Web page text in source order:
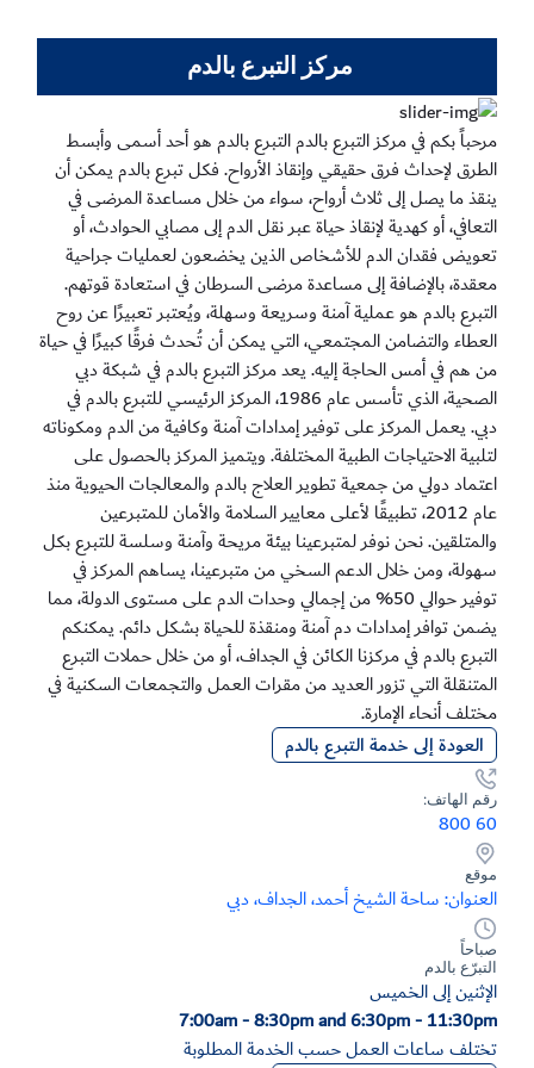
مركز التبرع بالدم ​
مرحباً بكم في مركز التبرع بالدم التبرع بالدم هو أحد أسمى وأبسط
الطرق لإحداث فرق حقيقي وإنقاذ الأرواح. فكل تبرع بالدم يمكن أن
ينقذ ما يصل إلى ثلاث أرواح، سواء من خلال مساعدة المرضى في
التعافي، أو كهدية لإنقاذ حياة عبر نقل الدم إلى مصابي الحوادث، أو
تعويض فقدان الدم للأشخاص الذين يخضعون لعمليات جراحية
معقدة، بالإضافة إلى مساعدة مرضى السرطان في استعادة قوتهم.
التبرع بالدم هو عملية آمنة وسريعة وسهلة، ويُعتبر تعبيرًا عن روح
العطاء والتضامن المجتمعي، التي يمكن أن تُحدث فرقًا كبيرًا في حياة
من هم في أمس الحاجة إليه. يعد مركز التبرع بالدم في شبكة دبي
الصحية، الذي تأسس عام 1986، المركز الرئيسي للتبرع بالدم في
دبي. يعمل المركز على توفير إمدادات آمنة وكافية من الدم ومكوناته
لتلبية الاحتياجات الطبية المختلفة. ويتميز المركز بالحصول على
اعتماد دولي من جمعية تطوير العلاج بالدم والمعالجات الحيوية منذ
عام 2012، تطبيقًا لأعلى معايير السلامة والأمان للمتبرعين
والمتلقين. نحن نوفر لمتبرعينا بيئة مريحة وآمنة وسلسة للتبرع بكل
سهولة، ومن خلال الدعم السخي من متبرعينا، يساهم المركز في
توفير حوالي 50% من إجمالي وحدات الدم على مستوى الدولة، مما
يضمن توافر إمدادات دم آمنة ومنقذة للحياة بشكل دائم. يمكنكم
التبرع بالدم في مركزنا الكائن في الجداف، أو من خلال حملات التبرع
المتنقلة التي تزور العديد من مقرات العمل والتجمعات السكنية في
مختلف أنحاء الإمارة.
العودة إلى خدمة التبرع بالدم
رقم الهاتف:
800 60
موقع
العنوان: ساحة الشيخ أحمد، الجداف، دبي ​
صباحاً
التبرّع بالدم​
الإثنين إلى الخميس​
7:00am - 8:30pm and 6:30pm - 11:30pm
تختلف ساعات العمل حسب الخدمة المطلوبة​